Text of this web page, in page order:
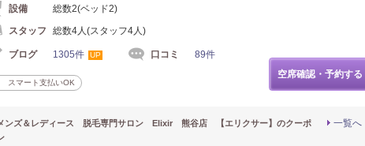
設備
総数2(ベッド2)
スタッフ
総数4人(スタッフ4人)
ブログ 1305件 UP 口コミ 89件
スマート支払いOK
空席確認・予約する
一覧へ
ンズ＆レディース 脱毛専門サロン Elixir 熊谷店 【エリクサー】のクーポ